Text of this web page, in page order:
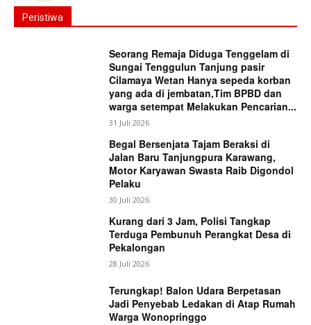
Peristiwa
Seorang Remaja Diduga Tenggelam di
Sungai Tenggulun Tanjung pasir
Cilamaya Wetan Hanya sepeda korban
yang ada di jembatan,Tim BPBD dan
warga setempat Melakukan Pencarian...
31 Juli 2026
Begal Bersenjata Tajam Beraksi di
Jalan Baru Tanjungpura Karawang,
Motor Karyawan Swasta Raib Digondol
Pelaku
30 Juli 2026
Kurang dari 3 Jam, Polisi Tangkap
Terduga Pembunuh Perangkat Desa di
Pekalongan
28 Juli 2026
Terungkap! Balon Udara Berpetasan
Jadi Penyebab Ledakan di Atap Rumah
Warga Wonopringgo